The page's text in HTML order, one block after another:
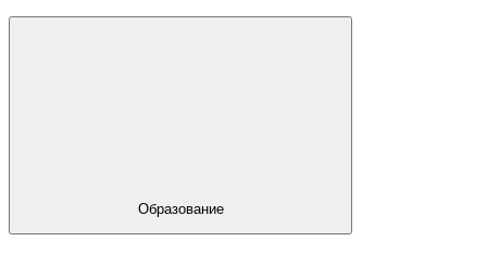
Образование